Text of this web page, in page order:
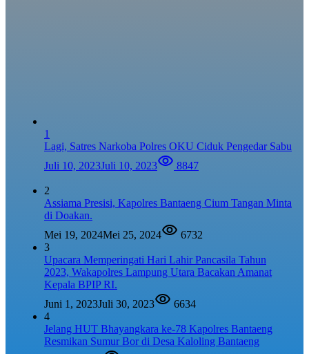
1
Lagi, Satres Narkoba Polres OKU Ciduk Pengedar Sabu
Juli 10, 2023Juli 10, 2023 8847
2
Assiama Presisi, Kapolres Bantaeng Cium Tangan Minta
di Doakan.
Mei 19, 2024Mei 25, 2024
6732
3
Upacara Memperingati Hari Lahir Pancasila Tahun
2023, Wakapolres Lampung Utara Bacakan Amanat
Kepala BPIP RI.
Juni 1, 2023Juli 30, 2023
6634
4
Jelang HUT Bhayangkara ke-78 Kapolres Bantaeng
Resmikan Sumur Bor di Desa Kaloling Bantaeng